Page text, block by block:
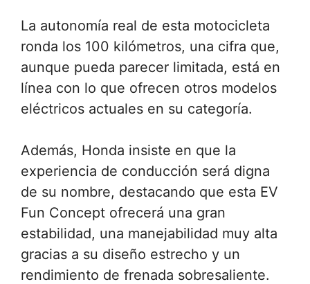
La autonomía real de esta motocicleta
ronda los 100 kilómetros, una cifra que,
aunque pueda parecer limitada, está en
línea con lo que ofrecen otros modelos
eléctricos actuales en su categoría.
Además, Honda insiste en que la
experiencia de conducción será digna
de su nombre, destacando que esta EV
Fun Concept ofrecerá una gran
estabilidad, una manejabilidad muy alta
gracias a su diseño estrecho y un
rendimiento de frenada sobresaliente.